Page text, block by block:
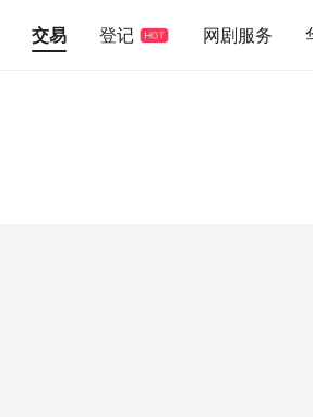
交易 登记 HOT 网剧服务